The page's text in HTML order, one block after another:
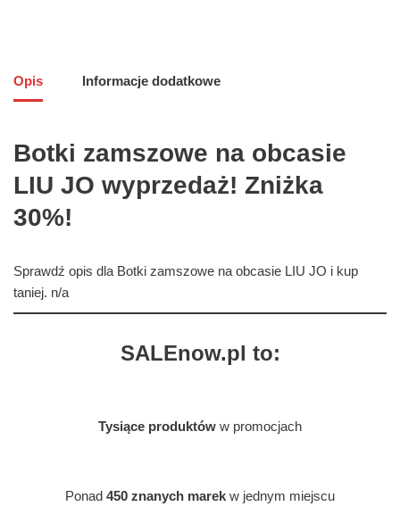
Opis Informacje dodatkowe
Botki zamszowe na obcasie
LIU JO wyprzedaż! Zniżka
30%!
Sprawdź opis dla Botki zamszowe na obcasie LIU JO i kup
taniej. n/a
SALEnow.pl to:
Tysiące produktów w promocjach
Ponad 450 znanych marek w jednym miejscu